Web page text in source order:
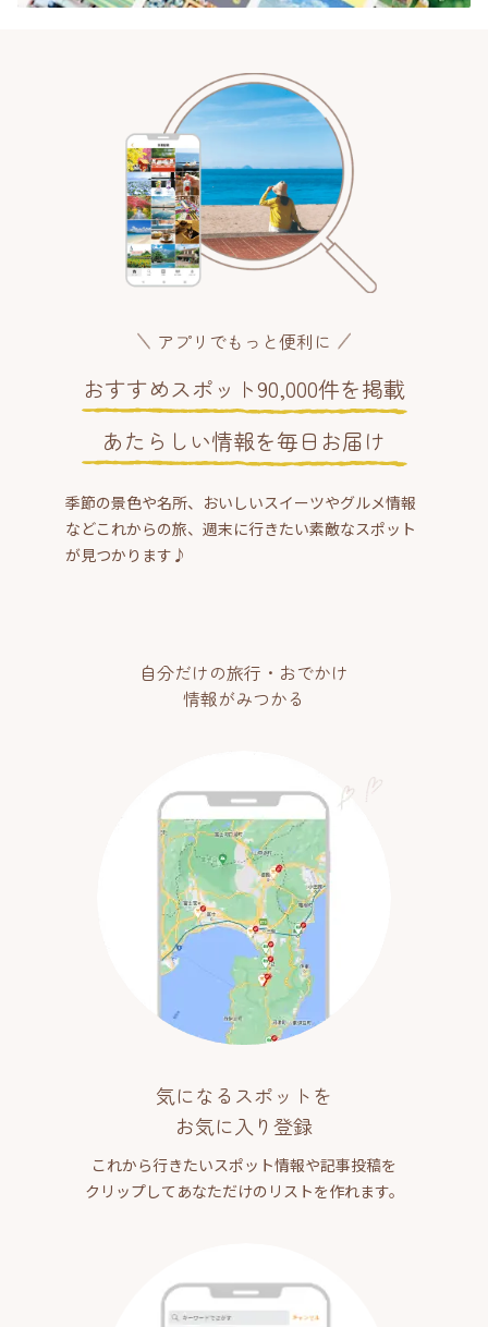
アプリでもっと便利に
おすすめスポット90,000件を掲載
あたらしい情報を毎日お届け
季節の景色や名所、おいしいスイーツやグルメ情報
などこれからの旅、週末に行きたい素敵なスポット
が見つかります♪
自分だけの旅行・おでかけ
情報がみつかる
気になるスポットを
お気に入り登録
これから行きたいスポット情報や記事投稿を
クリップしてあなただけのリストを作れます。